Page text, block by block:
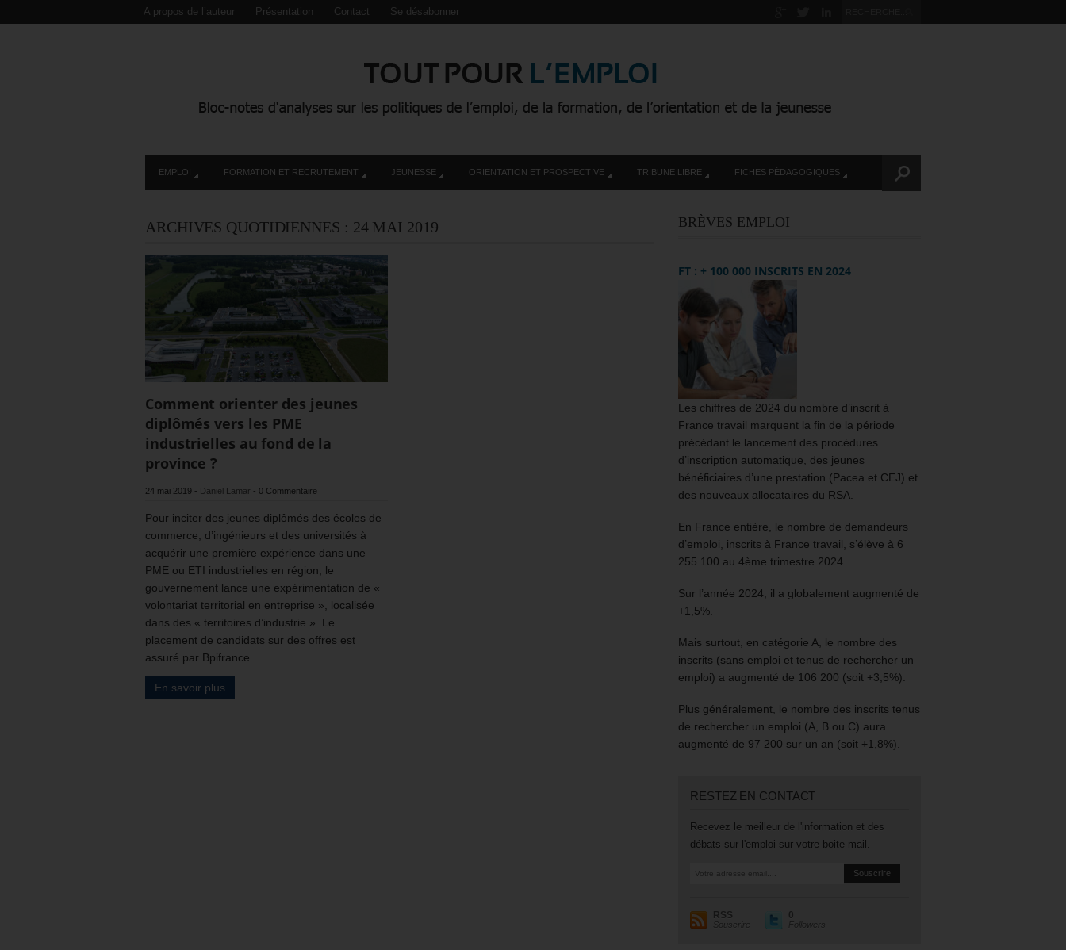
A propos de l’auteur Présentation Contact Se désabonner
EMPLOI FORMATION ET RECRUTEMENT JEUNESSE ORIENTATION ET PROSPECTIVE TRIBUNE LIBRE FICHES PÉDAGOGIQUES
ARCHIVES QUOTIDIENNES : 24 MAI 2019
Comment orienter des jeunes
diplômés vers les PME
industrielles au fond de la
province ?
24 mai 2019 - Daniel Lamar - 0 Commentaire
Pour inciter des jeunes diplômés des écoles de
commerce, d’ingénieurs et des universités à
acquérir une première expérience dans une
PME ou ETI industrielles en région, le
gouvernement lance une expérimentation de «
volontariat territorial en entreprise », localisée
dans des « territoires d’industrie ». Le
placement de candidats sur des offres est
assuré par Bpifrance.
En savoir plus
BRÈVES EMPLOI
FT : + 100 000 INSCRITS EN 2024
Les chiffres de 2024 du nombre d’inscrit à
France travail marquent la fin de la période
précédant le lancement des procédures
d’inscription automatique, des jeunes
bénéficiaires d’une prestation (Pacea et CEJ) et
des nouveaux allocataires du RSA.
En France entière, le nombre de demandeurs
d’emploi, inscrits à France travail, s’élève à 6
255 100 au 4ème trimestre 2024.
Sur l’année 2024, il a globalement augmenté de
+1,5%.
Mais surtout, en catégorie A, le nombre des
inscrits (sans emploi et tenus de rechercher un
emploi) a augmenté de 106 200 (soit +3,5%).
Plus généralement, le nombre des inscrits tenus
de rechercher un emploi (A, B ou C) aura
augmenté de 97 200 sur un an (soit +1,8%).
RESTEZ EN CONTACT
Recevez le meilleur de l'information et des
débats sur l'emploi sur votre boite mail.
RSS
Souscrire
0
Followers